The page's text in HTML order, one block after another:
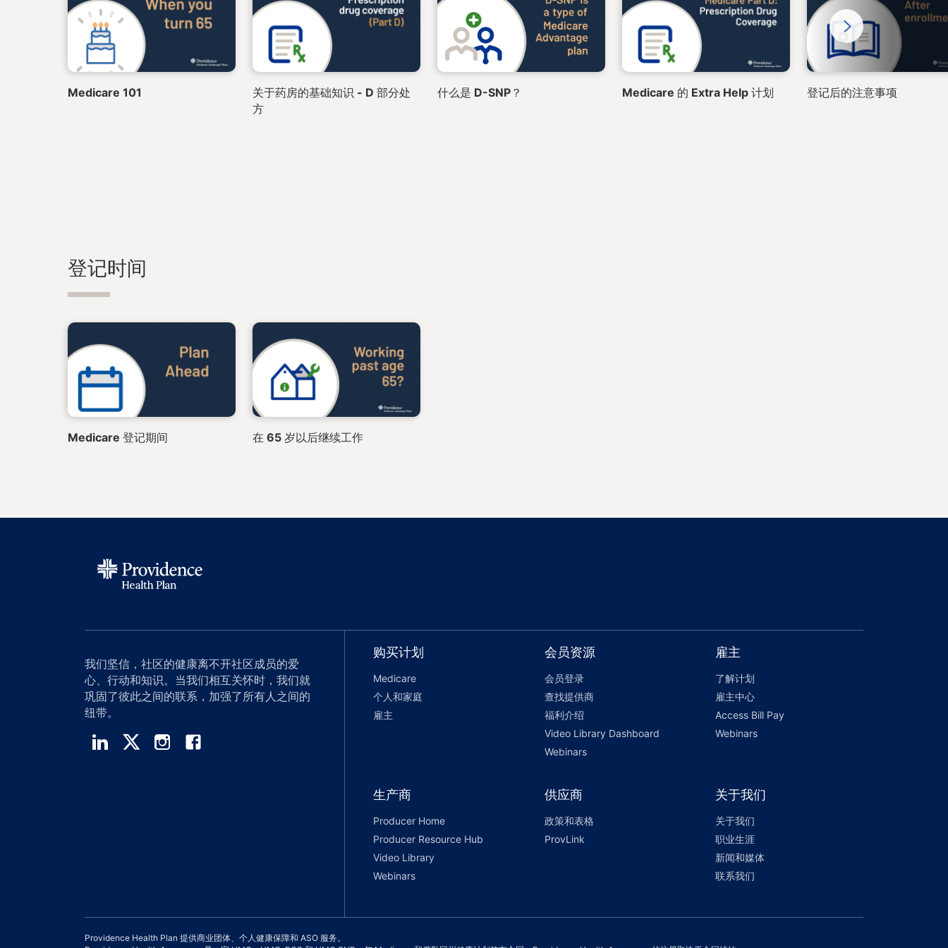
Medicare 101
关于药房的基础知识 - D 部分处
方
什么是 D-SNP？ Medicare 的 Extra Help 计划 登记后的注意事项
Next
登记时间
Medicare 登记期间 在 65 岁以后继续工作
我们坚信，社区的健康离不开社区成员的爱
心、行动和知识。当我们相互关怀时，我们就
巩固了彼此之间的联系，加强了所有人之间的
纽带。
购买计划
Medicare
个人和家庭
雇主
会员资源
会员登录
查找提供商
福利介绍
Video Library Dashboard
Webinars
雇主
了解计划
雇主中心
Access Bill Pay
Webinars
生产商
Producer Home
Producer Resource Hub
Video Library
Webinars
供应商
政策和表格
ProvLink
关于我们
关于我们
职业生涯
新闻和媒体
联系我们
Providence Health Plan 提供商业团体、个人健康保障和 ASO 服务。